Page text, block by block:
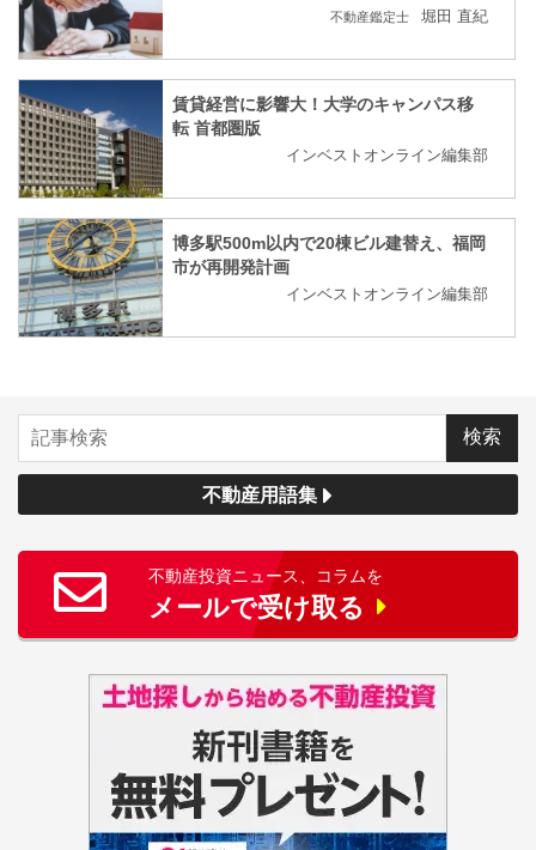
不動産鑑定士 堀田 直紀
賃貸経営に影響大！大学のキャンパス移
転 首都圏版
インベストオンライン編集部
博多駅500m以内で20棟ビル建替え、福岡
市が再開発計画
インベストオンライン編集部
不動産用語集
不動産投資ニュース、コラムを
メールで受け取る